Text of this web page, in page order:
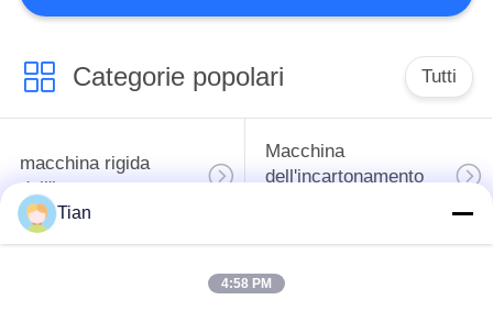
Categorie popolari Tutti
macchina rigida
dell'incartonamento
Macchina
dell'incartonamento
caso automatico che
Tian
4:58 PM